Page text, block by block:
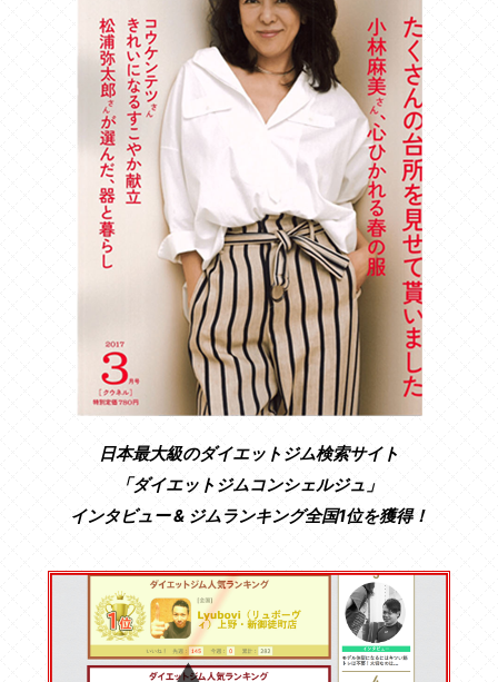
日本最大級のダイエットジム検索サイト
「ダイエットジムコンシェルジュ」
インタビュー & ジムランキング全国1位を獲得！